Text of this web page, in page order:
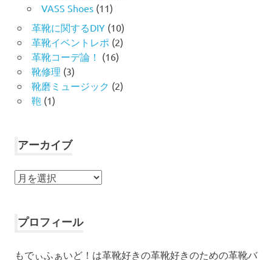
VASS Shoes(11)
革靴に関するDIY(10)
革靴イベントレポ (2)
革靴コーデ論！ (16)
靴修理 (3)
靴磨ミュージック (2)
鞄 (1)
アーカイブ
ア
イ
プロフィール
もでぃふぁいど！は革靴好きの革靴好きのための革靴バ